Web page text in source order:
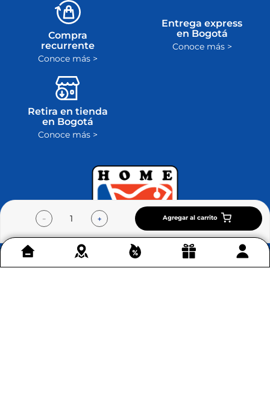
＋
－ Agregar al carrito
Compra
recurrente
Conoce más >
Entrega express
en Bogotá
Conoce más >
Retira en tienda
en Bogotá
Conoce más >